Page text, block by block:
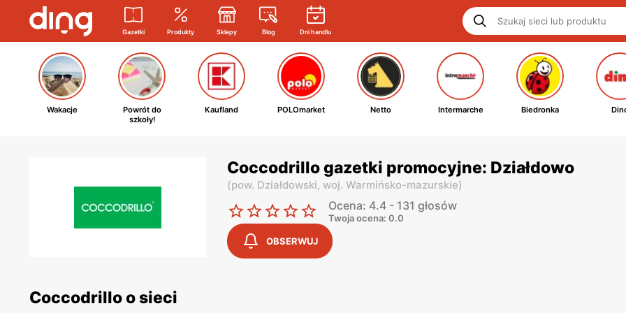
Gazetki Produkty Sklepy Blog Dni handlu
Wakacje
Powrót do
szkoły!
Kaufland POLOmarket Netto Intermarche Biedronka
Coccodrillo gazetki promocyjne: Działdowo
(pow. Działdowski, woj. Warmińsko-mazurskie)
Ocena: 4.4 - 131 głosów
Twoja ocena: 0.0
OBSERWUJ
Coccodrillo o sieci